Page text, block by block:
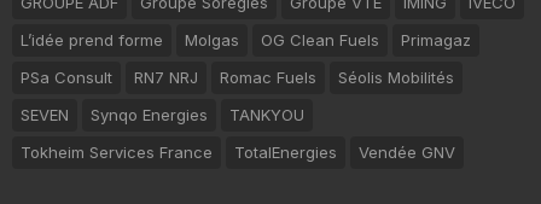
L’idée prend forme
Molgas OG Clean Fuels
Primagaz
PSa Consult
RN7 NRJ Romac Fuels
Séolis Mobilités
SEVEN
Synqo Energies
TANKYOU
Tokheim Services France
TotalEnergies Vendée GNV